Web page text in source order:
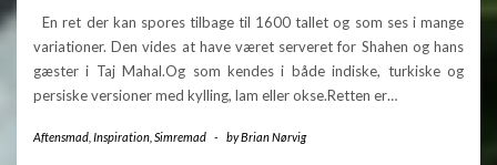
En ret der kan spores tilbage til 1600 tallet og som ses i mange
variationer. Den vides at have været serveret for Shahen og hans
gæster i Taj Mahal.Og som kendes i både indiske, turkiske og
persiske versioner med kylling, lam eller okse.Retten er…
Aftensmad Inspiration Simremad - byBrian Nørvig